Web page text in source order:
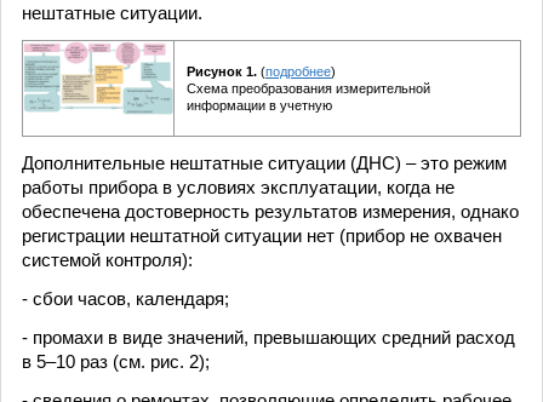
нештатные ситуации.
Рисунок 1. (подробнее)
Схема преобразования измерительной
информации в учетную
Дополнительные нештатные ситуации (ДНС) – это режим
работы прибора в условиях эксплуатации, когда не
обеспечена достоверность результатов измерения, однако
регистрации нештатной ситуации нет (прибор не охвачен
системой контроля):
- сбои часов, календаря;
- промахи в виде значений, превышающих средний расход
в 5–10 раз (см. рис. 2);